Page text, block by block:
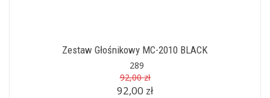
Zestaw Głośnikowy MC-2010 BLACK
289
92,00 zł
92,00 zł